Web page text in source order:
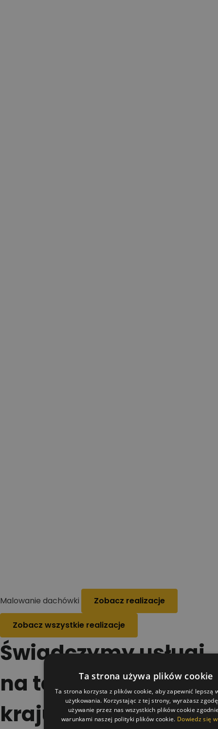
Malowanie dachówki Zobacz realizacje
Zobacz wszystkie realizacje
Świadczymy usługi
na terenie całego
kraju
Ta strona używa plików cookie
Ta strona korzysta z plików cookie, aby zapewnić lepszą
użytkowania. Korzystając z tej strony, wyrażasz
używanie przez nas wszystkich plików cookie
warunkami naszej polityki plików cookie. Dowiedz się